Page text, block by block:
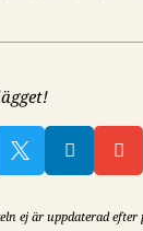
  
ej är uppdaterad efter